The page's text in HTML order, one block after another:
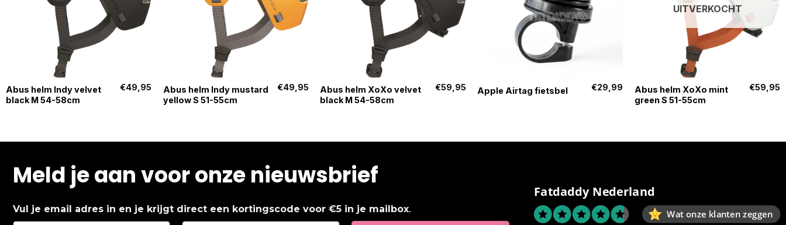
Abus helm Indy velvet
black M 54-58cm
€49,95
Abus helm Indy mustard
yellow S 51-55cm
€49,95
Abus helm XoXo velvet
black M 54-58cm
€59,95 Apple Airtag fietsbel €29,99
UITVERKOCHT
Abus helm XoXo mint
green S 51-55cm
€59,95
Meld je aan voor onze nieuwsbrief
Vul je email adres in en je krijgt direct een kortingscode voor €5 in je mailbox.
Fatdaddy Nederland
Wat onze klanten zeggen